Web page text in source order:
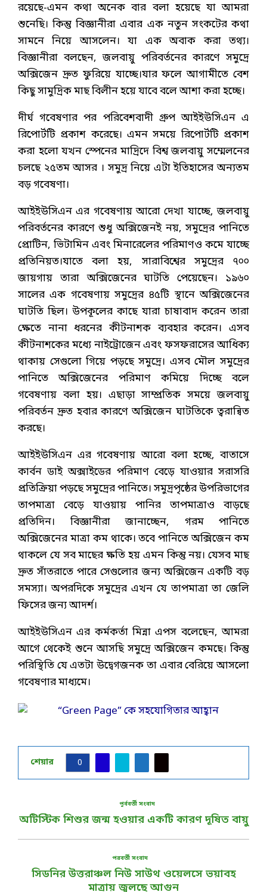
রয়েছে-এমন কথা অনেক বার বলা হয়েছে যা আমরা
শুনেছি। কিন্তু বিজ্ঞানীরা এবার এক নতুন সংকটের কথা
সামনে নিয়ে আসলেন। যা এক অবাক করা তথ্য।
বিজ্ঞানীরা বলছেন, জলবায়ু পরিবর্তনের কারণে সমুদ্রে
অক্সিজেন দ্রুত ফুরিয়ে যাচ্ছে।যার ফলে আগামীতে বেশ
কিছু সামুদ্রিক মাছ বিলীন হয়ে যাবে বলে আশা করা হচ্ছে।
দীর্ঘ গবেষণার পর পরিবেশবাদী গ্রুপ আইইউসিএন এ
রিপোর্টটি প্রকাশ করেছে। এমন সময়ে রিপোর্টটি প্রকাশ
করা হলো যখন স্পেনের মাদ্রিদে বিশ্ব জলবায়ু সম্মেলনের
চলছে ২৫তম আসর । সমুদ্র নিয়ে এটা ইতিহাসের অন্যতম
বড় গবেষণা।
আইইউসিএন এর গবেষণায় আরো দেখা যাচ্ছে, জলবায়ু
পরিবর্তনের কারণে শুধু অক্সিজেনই নয়, সমুদ্রের পানিতে
প্রোটিন, ভিটামিন এবং মিনারেলের পরিমাণও কমে যাচ্ছে
প্রতিনিয়ত।যাতে বলা হয়, সারাবিশ্বের সমুদ্রের ৭০০
জায়গায় তারা অক্সিজেনের ঘাটতি পেয়েছেন। ১৯৬০
সালের এক গবেষণায় সমুদ্রের ৪৫টি স্থানে অক্সিজেনের
ঘাটতি ছিল। উপকূলের কাছে যারা চাষাবাদ করেন তারা
ক্ষেতে নানা ধরনের কীটনাশক ব্যবহার করেন। এসব
কীটনাশকের মধ্যে নাইট্রোজেন এবং ফসফরাসের আধিক্য
থাকায় সেগুলো গিয়ে পড়ছে সমুদ্রে। এসব মৌল সমুদ্রের
পানিতে অক্সিজেনের পরিমাণ কমিয়ে দিচ্ছে বলে
গবেষণায় বলা হয়। এছাড়া সাম্প্রতিক সময়ে জলবায়ু
পরিবর্তন দ্রুত হবার কারণে অক্সিজেন ঘাটতিকে ত্বরান্বিত
করছে।
আইইউসিএন এর গবেষণায় আরো বলা হচ্ছে, বাতাসে
কার্বন ডাই অক্সাইডের পরিমাণ বেড়ে যাওয়ার সরাসরি
প্রতিক্রিয়া পড়ছে সমুদ্রের পানিতে। সমুদ্রপৃষ্ঠের উপরিভাগের
তাপমাত্রা বেড়ে যাওয়ায় পানির তাপমাত্রাও বাড়ছে
প্রতিদিন। বিজ্ঞানীরা জানাচ্ছেন, গরম পানিতে
অক্সিজেনের মাত্রা কম থাকে। তবে পানিতে অক্সিজেন কম
থাকলে যে সব মাছের ক্ষতি হয় এমন কিন্তু নয়। যেসব মাছ
দ্রুত সাঁতরাতে পারে সেগুলোর জন্য অক্সিজেন একটি বড়
সমস্যা। অপরদিকে সমুদ্রের এখন যে তাপমাত্রা তা জেলি
ফিসের জন্য আদর্শ।
আইইউসিএন এর কর্মকর্তা মিন্না এপস বলেছেন, আমরা
আগে থেকেই শুনে আসছি সমুদ্রে অক্সিজেন কমছে। কিন্তু
পরিস্থিতি যে এতটা উদ্বেগজনক তা এবার বেরিয়ে আসলো
গবেষণার মাধ্যমে।
শেয়ার 0
পূর্ববর্তী সংবাদ
অটিস্টিক শিশুর জন্ম হওয়ার একটি কারণ দূষিত বায়ু
পরবর্তী সংবাদ
সিডনির উত্তরাঞ্চল নিউ সাউথ ওয়েলসে ভয়াবহ
মাত্রায় জ্বলছে আগুন